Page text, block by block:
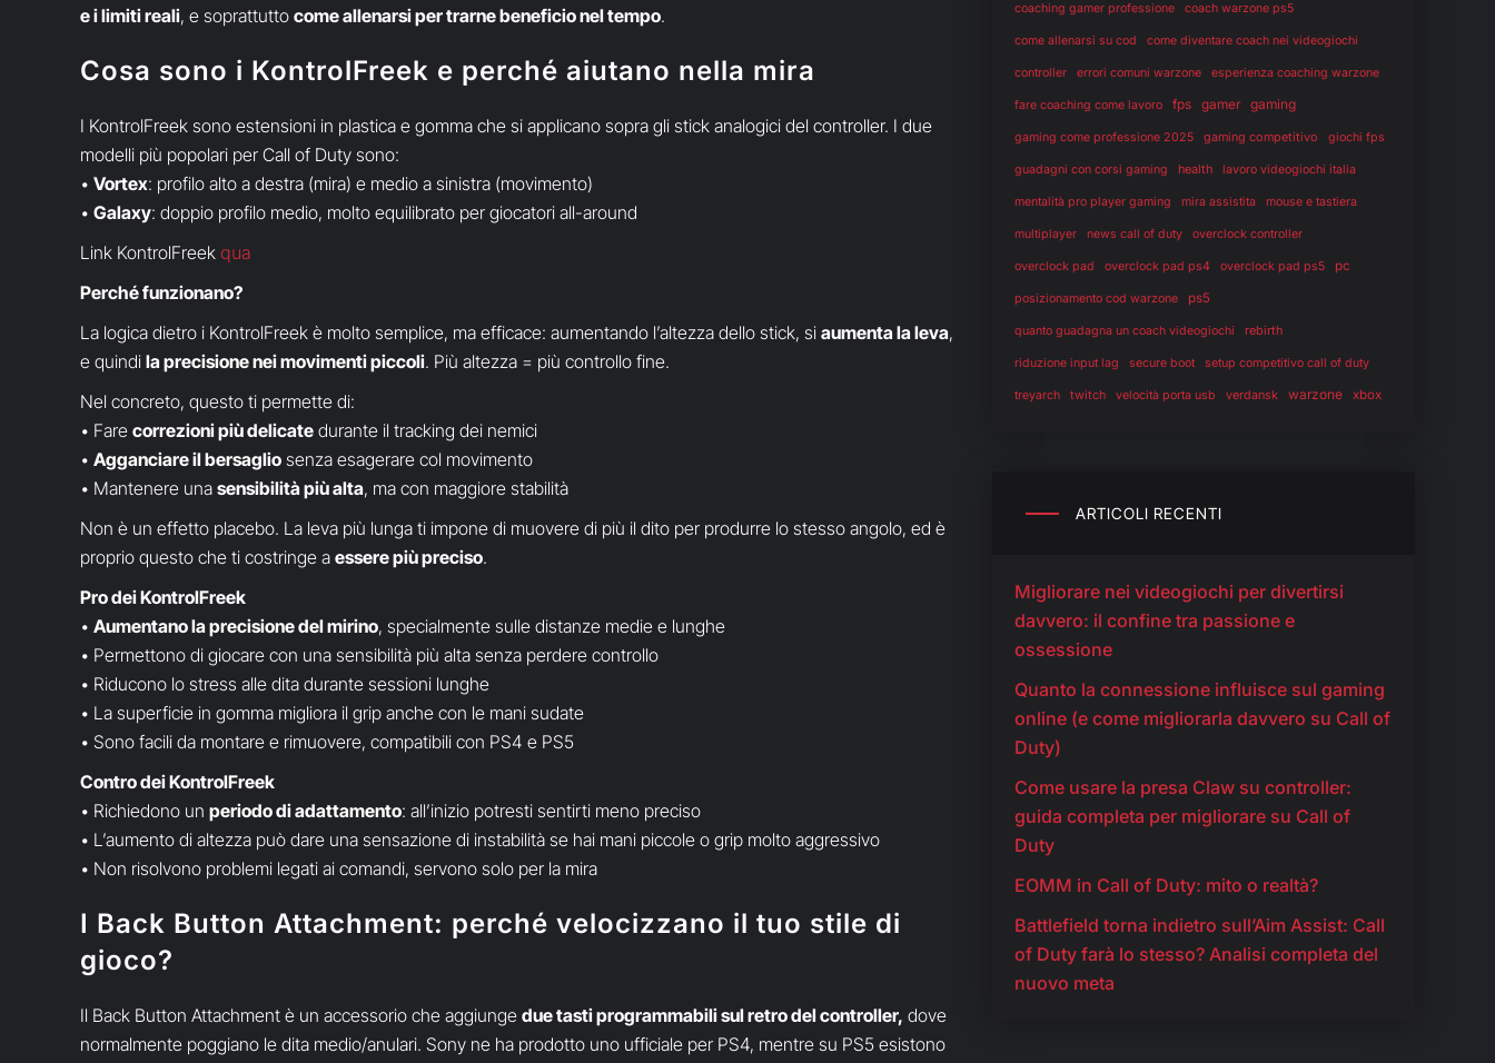
e i limiti reali, e soprattutto come allenarsi per trarne beneficio nel tempo.
Cosa sono i KontrolFreek e perché aiutano nella mira
I KontrolFreek sono estensioni in plastica e gomma che si applicano sopra gli stick analogici del controller. I due
modelli più popolari per Call of Duty sono:
• Vortex: profilo alto a destra (mira) e medio a sinistra (movimento)
• Galaxy: doppio profilo medio, molto equilibrato per giocatori all-around
Link KontrolFreek qua
Perché funzionano?
La logica dietro i KontrolFreek è molto semplice, ma efficace: aumentando l’altezza dello stick, si aumenta la leva,
e quindi la precisione nei movimenti piccoli. Più altezza = più controllo fine.
Nel concreto, questo ti permette di:
• Fare correzioni più delicate durante il tracking dei nemici
• Agganciare il bersaglio senza esagerare col movimento
• Mantenere una sensibilità più alta, ma con maggiore stabilità
Non è un effetto placebo. La leva più lunga ti impone di muovere di più il dito per produrre lo stesso angolo, ed è
proprio questo che ti costringe a essere più preciso.
Pro dei KontrolFreek
• Aumentano la precisione del mirino, specialmente sulle distanze medie e lunghe
• Permettono di giocare con una sensibilità più alta senza perdere controllo
• Riducono lo stress alle dita durante sessioni lunghe
• La superficie in gomma migliora il grip anche con le mani sudate
• Sono facili da montare e rimuovere, compatibili con PS4 e PS5
Contro dei KontrolFreek
• Richiedono un periodo di adattamento: all’inizio potresti sentirti meno preciso
• L’aumento di altezza può dare una sensazione di instabilità se hai mani piccole o grip molto aggressivo
• Non risolvono problemi legati ai comandi, servono solo per la mira
I Back Button Attachment: perché velocizzano il tuo stile di
gioco?
Il Back Button Attachment è un accessorio che aggiunge due tasti programmabili sul retro del controller, dove
normalmente poggiano le dita medio/anulari. Sony ne ha prodotto uno ufficiale per PS4, mentre su PS5 esistono
coaching gamer professione coach warzone ps5
come allenarsi su cod come diventare coach nei videogiochi
controller errori comuni warzone esperienza coaching warzone
fare coaching come lavoro fps gamer gaming
gaming come professione 2025 gaming competitivo giochi fps
guadagni con corsi gaming health lavoro videogiochi italia
mentalità pro player gaming mira assistita mouse e tastiera
multiplayer news call of duty overclock controller
overclock pad overclock pad ps4 overclock pad ps5 pc
posizionamento cod warzone ps5
quanto guadagna un coach videogiochi rebirth
riduzione input lag secure boot setup competitivo call of duty
treyarch twitch velocità porta usb verdansk warzone xbox
ARTICOLI RECENTI
Migliorare nei videogiochi per divertirsi
davvero: il confine tra passione e
ossessione
Quanto la connessione influisce sul gaming
online (e come migliorarla davvero su Call of
Duty)
Come usare la presa Claw su controller:
guida completa per migliorare su Call of
Duty
EOMM in Call of Duty: mito o realtà?
Battlefield torna indietro sull’Aim Assist: Call
of Duty farà lo stesso? Analisi completa del
nuovo meta